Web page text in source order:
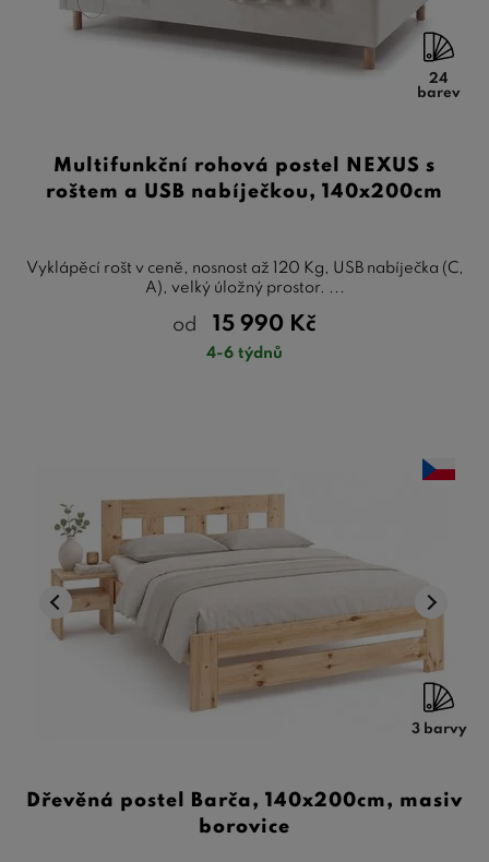
24
barev
Multifunkční rohová postel NEXUS s
roštem a USB nabíječkou, 140x200cm
Vyklápěcí rošt v ceně, nosnost až 120 Kg, USB nabíječka (C,
A), velký úložný prostor. ...
od 15 990 Kč
4-6 týdnů
3 barvy
Dřevěná postel Barča, 140x200cm, masiv
borovice